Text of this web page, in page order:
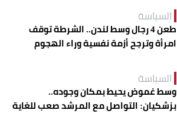
السياسة
طعن 4 رجال وسط لندن.. الشرطة توقف
امرأة وترجح أزمة نفسية وراء الهجوم
السياسة
وسط غموض يحيط بمكان وجوده..
بزشكيان: التواصل مع المرشد صعب للغاية